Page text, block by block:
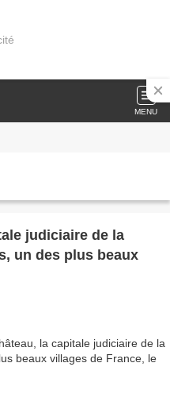
MENU
judiciaire de la
un des plus beaux